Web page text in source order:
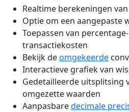
Realtime berekeningen
Optie om een aangepaste
Toepassen van
transactiekosten
Bekijk deomgekeerde
Interactieve grafiek van
Gedetailleerde uitsplitsing
omgezette waarden
Aanpasbaredecimale